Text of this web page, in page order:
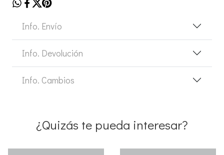
Info. Envío
Info. Devolución
Info. Cambios
¿Quizás te pueda interesar?